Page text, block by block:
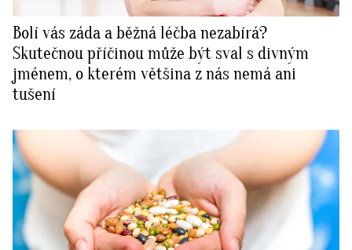
Bolí vás záda a běžná léčba nezabírá?
Skutečnou příčinou může být sval s divným
jménem, o kterém většina z nás nemá ani
tušení